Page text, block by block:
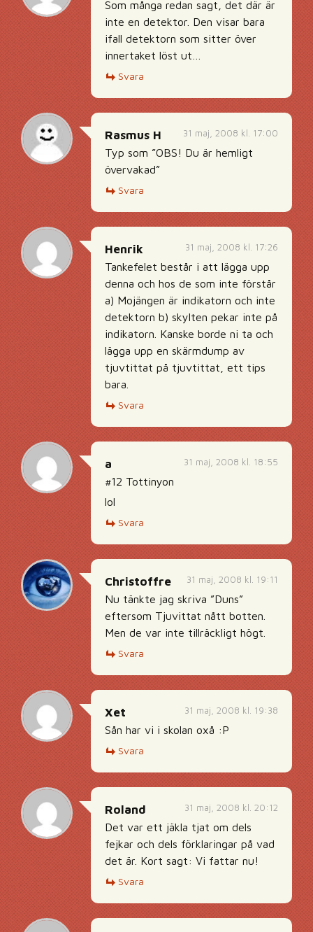
Som många redan sagt, det där är
inte en detektor. Den visar bara
ifall detektorn som sitter över
innertaket löst ut…
Svara
31 maj, 2008 kl. 17:00
Rasmus H
Typ som ”OBS! Du är hemligt
övervakad”
Svara
31 maj, 2008 kl. 17:26
Henrik
Tankefelet består i att lägga upp
denna och hos de som inte förstår
a) Mojängen är indikatorn och inte
detektorn b) skylten pekar inte på
indikatorn. Kanske borde ni ta och
lägga upp en skärmdump av
tjuvtittat på tjuvtittat, ett tips
bara.
Svara
31 maj, 2008 kl. 18:55
a
#12 Tottinyon
lol
Svara
31 maj, 2008 kl. 19:11
Christoffre
Nu tänkte jag skriva ”Duns”
eftersom Tjuvittat nått botten.
Men de var inte tillräckligt högt.
Svara
31 maj, 2008 kl. 19:38
Xet
Sån har vi i skolan oxå :P
Svara
31 maj, 2008 kl. 20:12
Roland
Det var ett jäkla tjat om dels
fejkar och dels förklaringar på vad
det är. Kort sagt: Vi fattar nu!
Svara